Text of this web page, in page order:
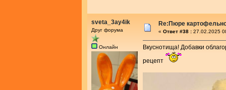
sveta_3ay4ik
Друг форума
Онлайн
Re:Пюре
« Ответ #38 : 27.02.2025
Вкуснотища! Добавки
рецепт